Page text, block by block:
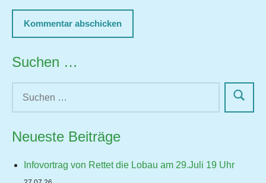
Suchen …
Neueste Beiträge
Infovortrag von Rettet die Lobau am 29.Juli 19 Uhr